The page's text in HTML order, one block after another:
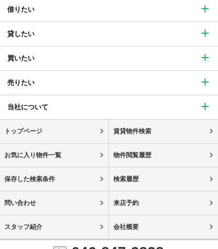
借りたい
貸したい
買いたい
売りたい
当社について
トップページ 賃貸物件検索
お気に入り物件一覧 物件閲覧履歴
保存した検索条件 検索履歴
問い合わせ 来店予約
スタッフ紹介 会社概要